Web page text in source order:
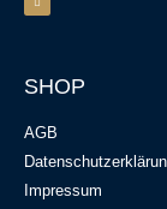
SHOP
AGB
Impressum